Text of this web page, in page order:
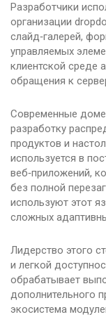
Разработчики
организации
слайд‑галерей,
управляемых
клиентской среде
обращения к
Современные
разработку
продуктов и
используется в
веб‑приложений,
без полной
используют этот
сложных
Лидерство этого
и легкой
обрабатывает
дополнительного
экосистема